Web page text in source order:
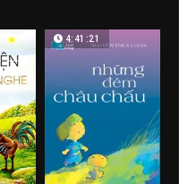
4:41:21